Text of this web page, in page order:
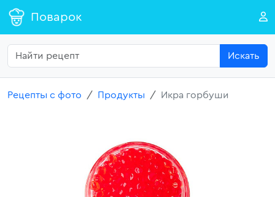
Поварок
Искать
Рецепты с фото Продукты Икра горбуши